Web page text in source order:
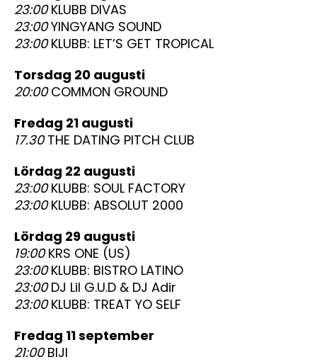
23:00KLUBB DIVAS
23:00YINGYANG SOUND
23:00KLUBB: LET’S GET TROPICAL
torsdag 20 augusti
20:00COMMON GROUND
fredag 21 augusti
17.30THE DATING PITCH CLUB
lördag 22 augusti
23:00KLUBB: SOUL FACTORY
23:00KLUBB: ABSOLUT 2000
lördag 29 augusti
19:00KRS ONE (US)
23:00KLUBB: BISTRO LATINO
23:00DJ Lil G.U.D & DJ Adir
23:00KLUBB: TREAT YO SELF
fredag 11 september
21:00BIJI